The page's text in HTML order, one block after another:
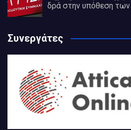
δρά στην υπόθεση
Συνεργάτες